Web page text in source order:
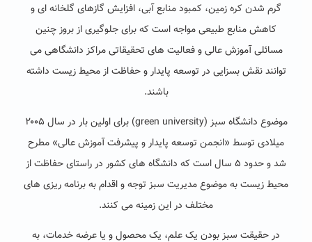
گرم شدن کره زمین، کمبود منابع آبی، افزایش گازهای گلخانه ای و
کاهش منابع طبیعی مواجه است که برای جلوگیری از بروز چنین
مسائلی آموزش عالی و فعالیت های تحقیقاتی مراکز دانشگاهی می
توانند نقش بسزایی در توسعه پایدار و حفاظت از محیط زیست داشته
باشند.
موضوع دانشگاه سبز (green university) برای اولین بار در سال ۲۰۰۵
میلادی توسط «انجمن توسعه پایدار و پیشرفت آموزش عالی» مطرح
شد و حدود ۵ سال است که دانشگاه های کشور در راستای حفاظت از
محیط زیست به موضوع مدیریت سبز توجه و اقدام به برنامه ریزی های
مختلف در این زمینه می کنند.
در حقیقت سبز بودن یک علم، یک محصول و یا عرضه خدمات، به